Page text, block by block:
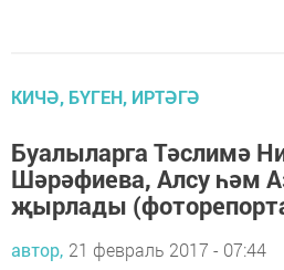
КИЧӘ, БҮГЕН, ИРТӘГӘ
Буалыларга Тәслимә
Шәрәфиева, Алсу һәм
җырлады
автор, 21 февраль 2017 - 07:44